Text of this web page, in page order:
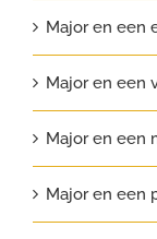
Major en een
Major en een
Major en een
Major en een